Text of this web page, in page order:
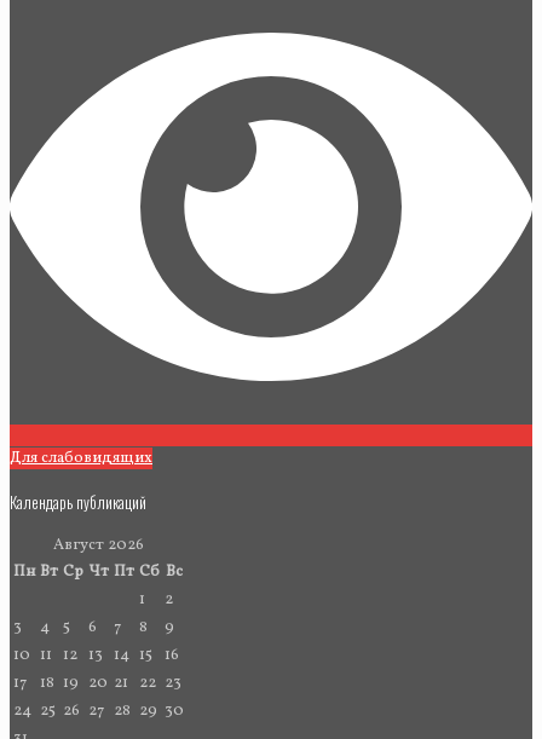
Для слабовидящих
Календарь публикаций
Август 2026
Пн Вт Ср Чт Пт Сб Вс
1
2
3
4 5 6 7 8
9
10 11 12 13 14 15
16
17
18 19 20 21 22 23
24 25 26 27 28 29 30